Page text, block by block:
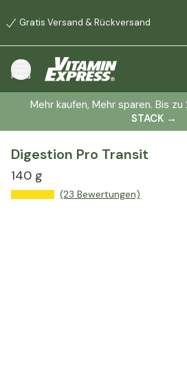
Gratis Versand & Rückversand
Menü
Mehr kaufen, Mehr sparen. Bis
STACK →
Digestion Pro Transit
140 g
(23 Bewertungen)